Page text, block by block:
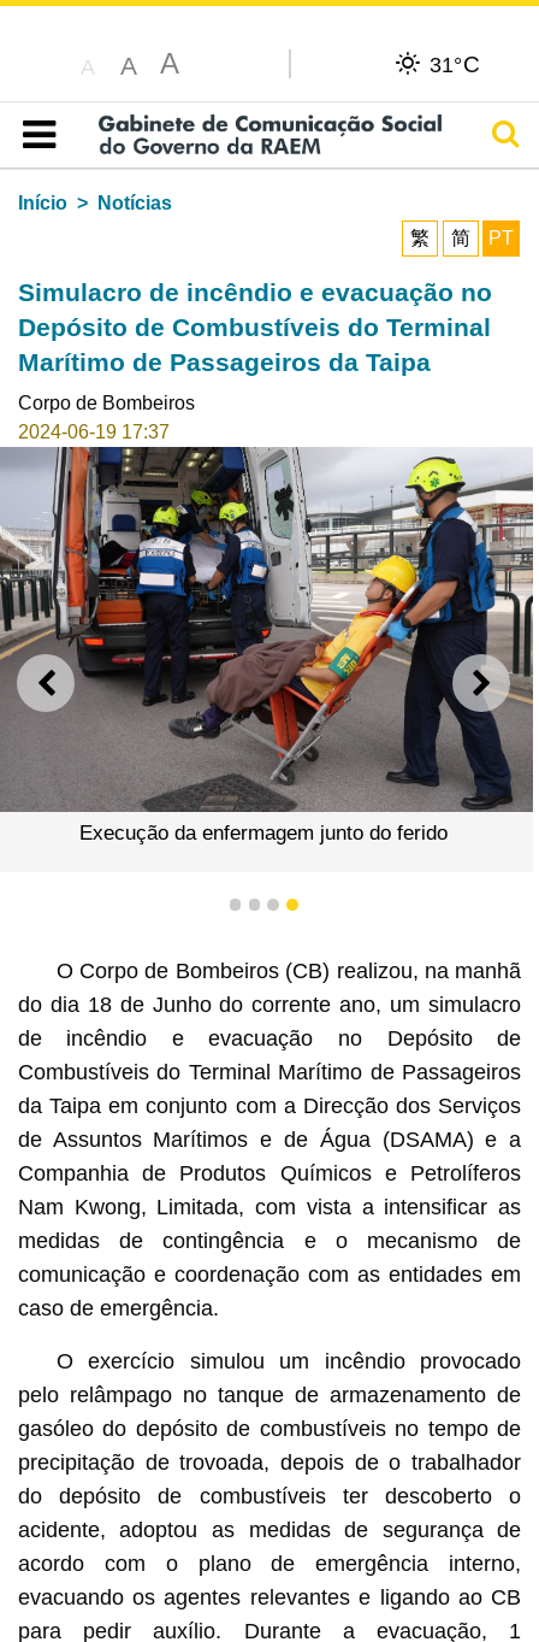
A A A 31°C
Índice
Início
Notícias
繁
简 PT
Simulacro de incêndio e evacuação no
Depósito de Combustíveis do Terminal
Marítimo de Passageiros da Taipa
Corpo de Bombeiros
2024-06-19 17:37
ANTERIOR
Execução da enfermagem junto do ferido
1 2 3 4
O Corpo de Bombeiros (CB) realizou, na manhã
do dia 18 de Junho do corrente ano, um simulacro
de incêndio e evacuação no Depósito de
Combustíveis do Terminal Marítimo de Passageiros
da Taipa em conjunto com a Direcção dos Serviços
de Assuntos Marítimos e de Água (DSAMA) e a
Companhia de Produtos Químicos e Petrolíferos
Nam Kwong, Limitada, com vista a intensificar as
medidas de contingência e o mecanismo de
comunicação e coordenação com as entidades em
caso de emergência.
O exercício simulou um incêndio provocado
pelo relâmpago no tanque de armazenamento de
gasóleo do depósito de combustíveis no tempo de
precipitação de trovoada, depois de o trabalhador
do depósito de combustíveis ter descoberto o
acidente, adoptou as medidas de segurança de
acordo com o plano de emergência interno,
evacuando os agentes relevantes e ligando ao CB
para pedir auxílio. Durante a evacuação, 1